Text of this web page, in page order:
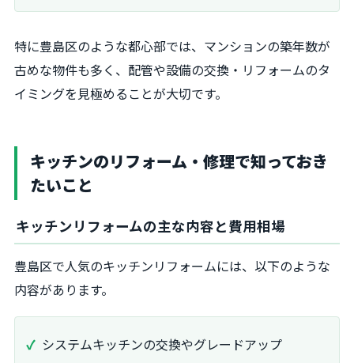
特に豊島区のような都心部では、マンションの築年数が
古めな物件も多く、配管や設備の交換・リフォームのタ
イミングを見極めることが大切です。
キッチンのリフォーム・修理で知っておき
たいこと
キッチンリフォームの主な内容と費用相場
豊島区で人気のキッチンリフォームには、以下のような
内容があります。
システムキッチンの交換やグレードアップ